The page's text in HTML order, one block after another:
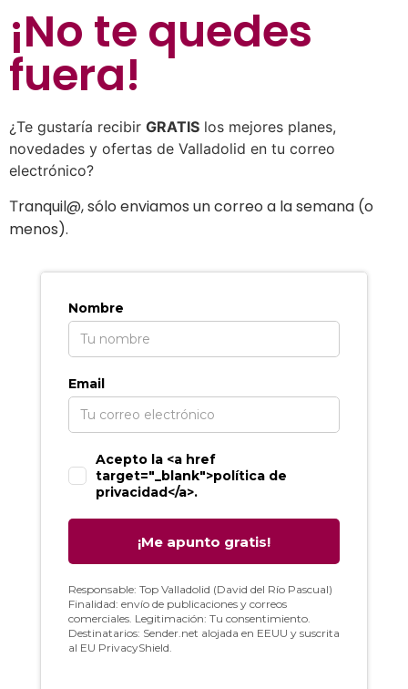
¡No te quedes
fuera!
¿Te gustaría recibir GRATIS los mejores planes,
novedades y ofertas de Valladolid en tu correo
electrónico?
Tranquil@, sólo enviamos un correo a la semana (o
menos).